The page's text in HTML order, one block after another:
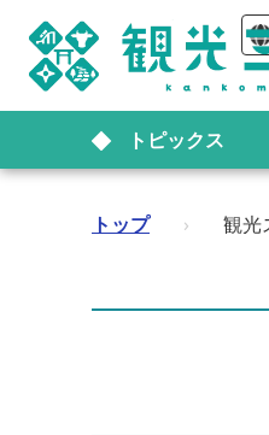
トピックス
トップ › 観光